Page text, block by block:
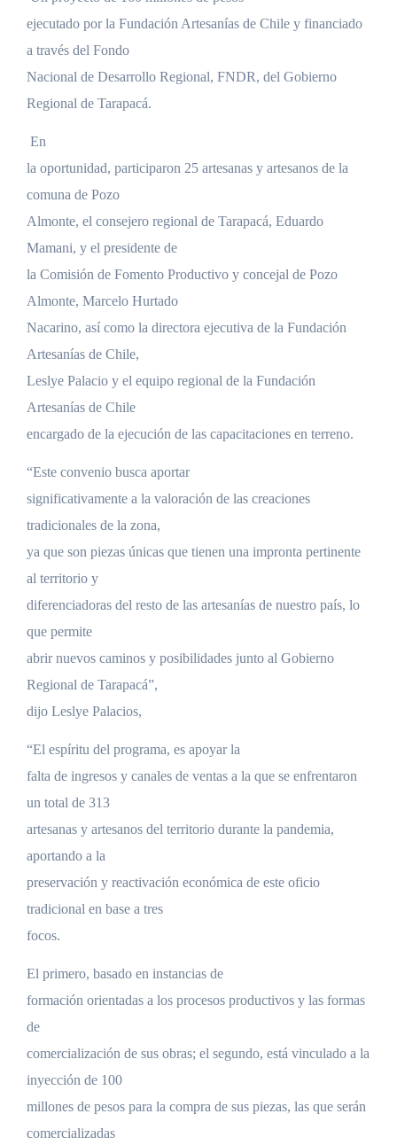
ejecutado por la Fundación Artesanías de Chile y financiado
a través del Fondo
Nacional de Desarrollo Regional, FNDR, del Gobierno
Regional de Tarapacá.
En
la oportunidad, participaron 25 artesanas y artesanos de la
comuna de Pozo
Almonte, el consejero regional de Tarapacá, Eduardo
Mamani, y el presidente de
la Comisión de Fomento Productivo y concejal de Pozo
Almonte, Marcelo Hurtado
Nacarino, así como la directora ejecutiva de la Fundación
Artesanías de Chile,
Leslye Palacio y el equipo regional de la Fundación
Artesanías de Chile
encargado de la ejecución de las capacitaciones en terreno.
“Este convenio busca aportar
significativamente a la valoración de las creaciones
tradicionales de la zona,
ya que son piezas únicas que tienen una impronta pertinente
al territorio y
diferenciadoras del resto de las artesanías de nuestro país, lo
que permite
abrir nuevos caminos y posibilidades junto al Gobierno
Regional de Tarapacá”,
dijo Leslye Palacios,
“El espíritu del programa, es apoyar la
falta de ingresos y canales de ventas a la que se enfrentaron
un total de 313
artesanas y artesanos del territorio durante la pandemia,
aportando a la
preservación y reactivación económica de este oficio
tradicional en base a tres
focos.
El primero, basado en instancias de
formación orientadas a los procesos productivos y las formas
de
comercialización de sus obras; el segundo, está vinculado a la
inyección de 100
millones de pesos para la compra de sus piezas, las que serán
comercializadas